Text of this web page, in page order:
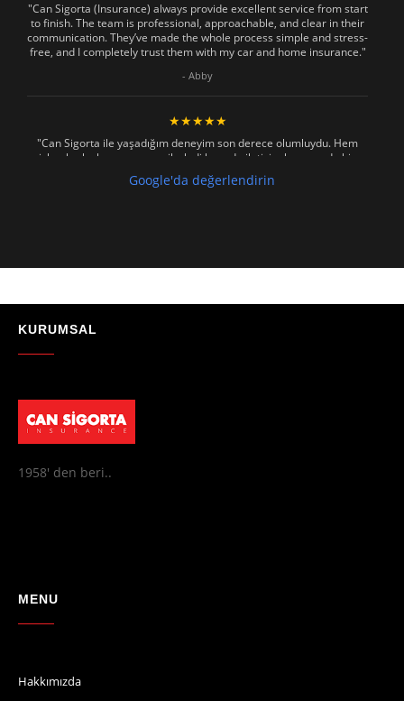
"Can Sigorta (Insurance) always provide excellent service from start
to finish. The team is professional, approachable, and clear in their
communication. They’ve made the whole process simple and stress-
free, and I completely trust them with my car and home insurance."
- Abby
★★★★★
"Can Sigorta ile yaşadığım deneyim son derece olumluydu. Hem
işlemler hızlı ve sorunsuz ilerledi hem de iletişim konusunda hiç
zorlanmadım. Aradığımda ya da mesaj attığımda hemen dönüş
sağladılar, her soruma sabırla ve açıklayıcı bir şekilde yanıt verdiler.
"Absolutelly the best at the TRNC. Highly recommeded !!! Thank You
Google'da değerlendirin
KURUMSAL
1958' den beri..
MENU
Hakkımızda